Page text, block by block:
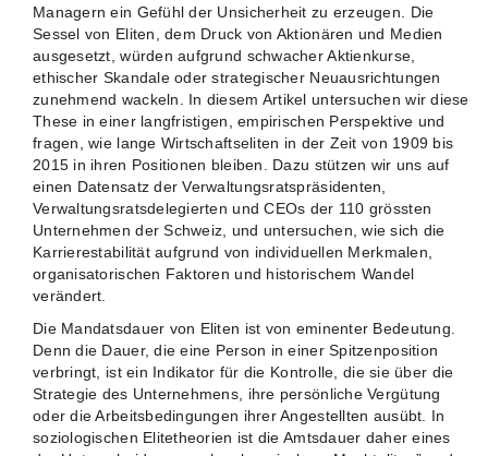
Managern ein Gefühl der Unsicherheit zu erzeugen. Die
Sessel von Eliten, dem Druck von Aktionären und Medien
ausgesetzt, würden aufgrund schwacher Aktienkurse,
ethischer Skandale oder strategischer Neuausrichtungen
zunehmend wackeln. In diesem Artikel untersuchen wir diese
These in einer langfristigen, empirischen Perspektive und
fragen, wie lange Wirtschaftseliten in der Zeit von 1909 bis
2015 in ihren Positionen bleiben. Dazu stützen wir uns auf
einen Datensatz der Verwaltungsratspräsidenten,
Verwaltungsratsdelegierten und CEOs der 110 grössten
Unternehmen der Schweiz, und untersuchen, wie sich die
Karrierestabilität aufgrund von individuellen Merkmalen,
organisatorischen Faktoren und historischem Wandel
verändert.
Die Mandatsdauer von Eliten ist von eminenter Bedeutung.
Denn die Dauer, die eine Person in einer Spitzenposition
verbringt, ist ein Indikator für die Kontrolle, die sie über die
Strategie des Unternehmens, ihre persönliche Vergütung
oder die Arbeitsbedingungen ihrer Angestellten ausübt. In
soziologischen Elitetheorien ist die Amtsdauer daher eines